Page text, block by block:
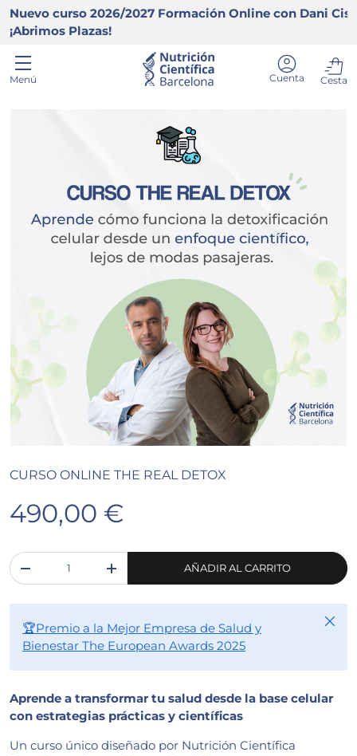
Ir al contenido
curso 2026/2027 Formación Online con Dani Ciscar y
Plazas!
Cuenta Cesta
Menú
Menú
CURSO ONLINE THE REAL DETOX
490,00 €
Cant.
+
AÑADIR AL CARRITO
🏆Premio a la Mejor Empresa de Salud y
Bienestar The European Awards 2025
Cerrar
Aprende a transformar tu salud desde la base celular
con estrategias prácticas y científicas
Un curso único diseñado por Nutrición Científica